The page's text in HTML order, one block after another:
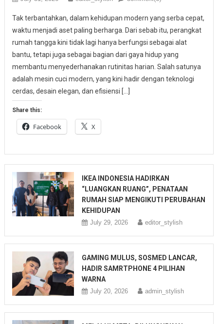
Tak terbantahkan, dalam kehidupan modern yang serba cepat,
waktu menjadi aset paling berharga. Dari sebab itu, perangkat
rumah tangga kini tidak lagi hanya berfungsi sebagai alat
bantu, tetapi juga sebagai bagian dari gaya hidup yang
membantu menyederhanakan rutinitas harian. Salah satunya
adalah mesin cuci modern, yang kini hadir dengan teknologi
cerdas, desain elegan, dan efisiensi […]
Share this:
Facebook X
IKEA INDONESIA HADIRKAN
“LUANGKAN RUANG”, PENATAAN
RUMAH SIAP MENGIKUTI PERUBAHAN
KEHIDUPAN
July 29, 2026 editor_stylish
GAMING MULUS, SOSMED LANCAR,
HADIR SAMRTPHONE 4 PILIHAN
WARNA
July 20, 2026 admin_stylish